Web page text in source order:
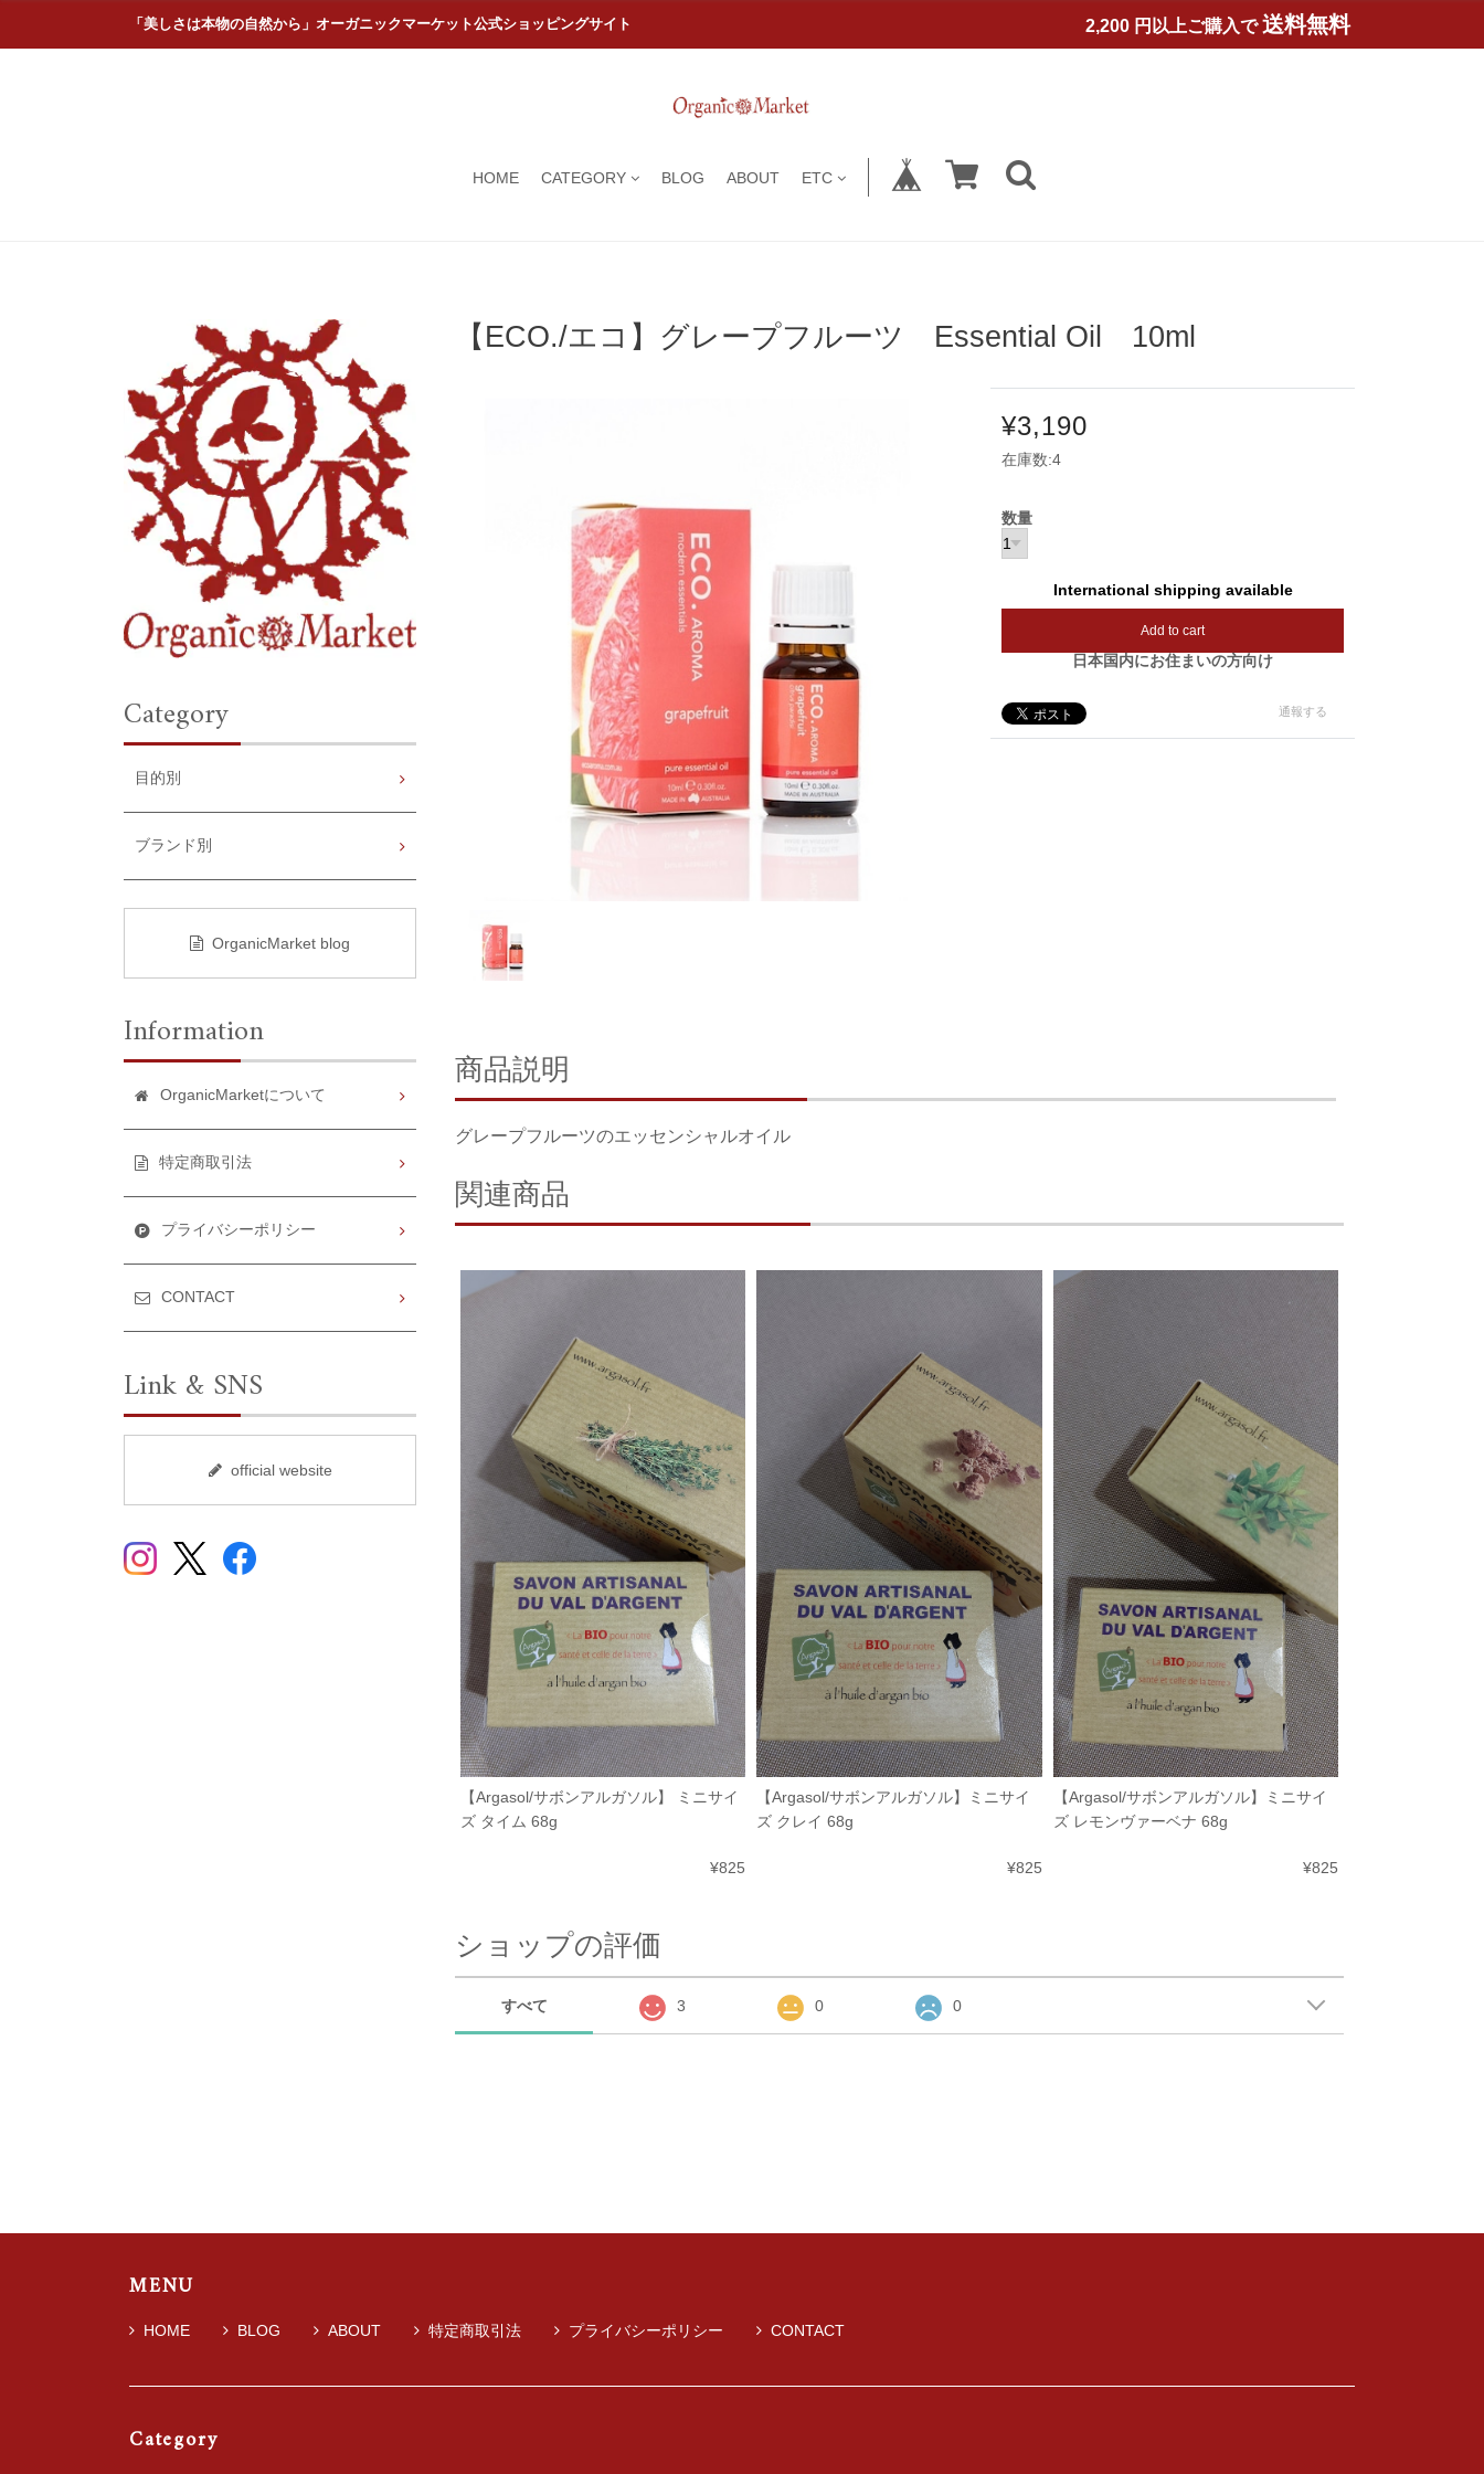
「美しさは本物の自然から」オーガニックマーケット公式ショッピングサイト 2,200 円以上ご購入で 送料無料
HOME CATEGORY BLOG ABOUT ETC
【ECO./エコ】グレープフルーツ Essential Oil 10ml
¥3,190
在庫数:4
数量
International shipping available
Add to cart
日本国内にお住まいの方向け
通報する
商品説明
グレープフルーツのエッセンシャルオイル
関連商品
【Argasol/サボンアルガソル】 ミニサイ
ズ タイム 68g
¥825
【Argasol/サボンアルガソル】ミニサイ
ズ クレイ 68g
¥825
【Argasol/サボンアルガソル】ミニサイ
ズ レモンヴァーベナ 68g
¥825
ショップの評価
すべて 3 0 0
Category
目的別
ブランド別
OrganicMarket blog
Information
OrganicMarketについて
特定商取引法
プライバシーポリシー
CONTACT
Link & SNS
official website
MENU
HOME BLOG ABOUT 特定商取引法 プライバシーポリシー CONTACT
Category